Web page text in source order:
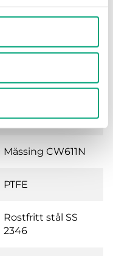
glykol)
90 °
-5…120 °C
Mässing CW611N
PTFE
Rostfritt stål SS
2346